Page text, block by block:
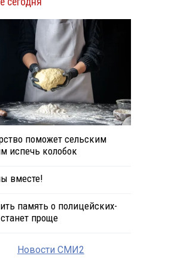
поможет сельским
испечь колобок
вместе!
память о полицейских-
проще
Новости СМИ2